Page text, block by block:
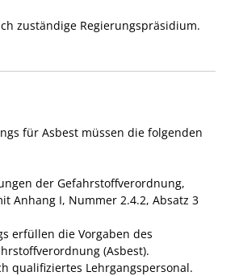
zuständige Regierungspräsidium.
für Asbest müssen die folgenden
der Gefahrstoffverordnung,
Anhang I, Nummer 2.4.2, Absatz 3
erfüllen die Vorgaben des
(Asbest).
qualifiziertes Lehrgangspersonal.